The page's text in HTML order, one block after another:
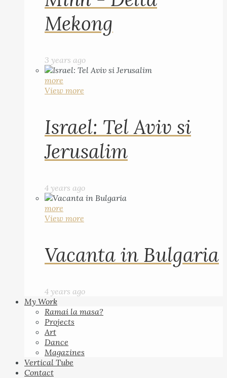
Mekong
3 years ago
more
View more
Israel: Tel Aviv si
Jerusalim
4 years ago
more
View more
Vacanta in Bulgaria
4 years ago
My Work
Ramai la masa?
Projects
Art
Dance
Magazines
Vertical Tube
Contact